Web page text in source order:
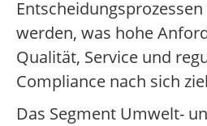
werden, was hohe
Qualität, Service und
Compliance nach sich
Das Segment Umwelt-